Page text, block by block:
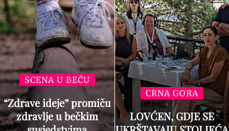
SCENA U BEČU
“Zdrave ideje” promiču
zdravlje u bečkim
CRNA GORA
LOVĆEN, GDJE SE